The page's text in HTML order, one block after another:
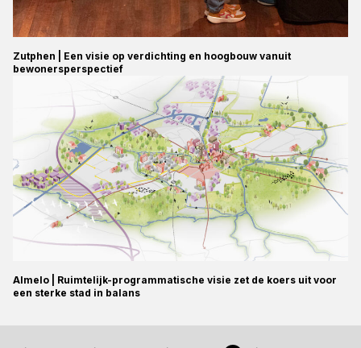
Zutphen | Een visie op verdichting en hoogbouw vanuit
bewonersperspectief
Almelo | Ruimtelijk-programmatische visie zet de koers uit voor
een sterke stad in balans